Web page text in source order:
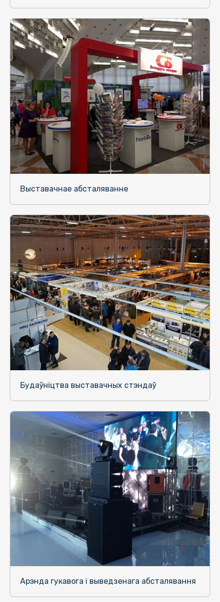
Выставачнае абсталяванне
Будаўніцтва выставачных стэндаў
Арэнда гукавога і выведзенага абсталявання